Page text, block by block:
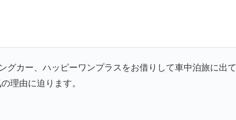
カー、ハッピーワンプラスをお借りして車中泊旅に出て
理由に迫ります。